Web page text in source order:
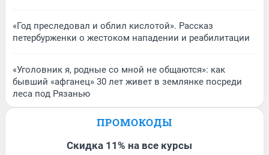
«Год преследовал и облил кислотой». Рассказ
петербурженки о жестоком нападении и реабилитации
«Уголовник я, родные со мной не общаются»: как
бывший «афганец» 30 лет живет в землянке посреди
леса под Рязанью
ПРОМОКОДЫ
Скидка 11% на все курсы